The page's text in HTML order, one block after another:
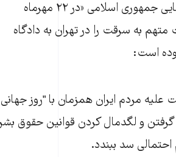
خشونت‌ها، دستگاه قضایی جمهوری اسلامی «در ۲۲ مهرماه
به سرقت را در تهران به دادگاه
است:
علیه مردم ایران همزمان با "روز
و لگدمال کردن قوانین حقوق بشر
سد ببندد.